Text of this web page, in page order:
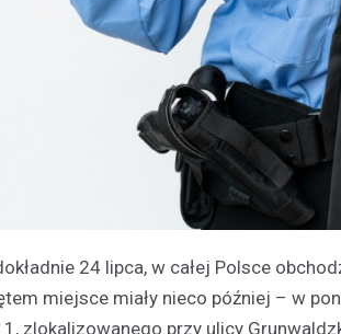
24 lipca, w całej Polsce
miejsce miały nieco później – w
1, zlokalizowanego przy ulicy